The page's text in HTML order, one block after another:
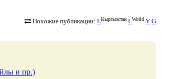
Похожие публикации: LКыргызстан LWorld Y G
и пр.)